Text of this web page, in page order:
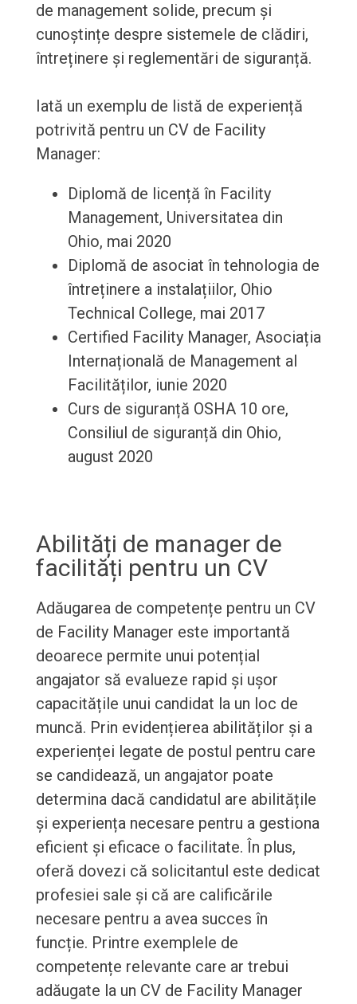
de management solide, precum și
cunoștințe despre sistemele de clădiri,
întreținere și reglementări de siguranță.
Iată un exemplu de listă de experiență
potrivită pentru un CV de Facility
Manager:
Diplomă de licență în Facility
Management, Universitatea din
Ohio, mai 2020
Diplomă de asociat în tehnologia de
întreținere a instalațiilor, Ohio
Technical College, mai 2017
Certified Facility Manager, Asociația
Internațională de Management al
Facilităților, iunie 2020
Curs de siguranță OSHA 10 ore,
Consiliul de siguranță din Ohio,
august 2020
Abilități de manager de
facilități pentru un CV
Adăugarea de competențe pentru un CV
de Facility Manager este importantă
deoarece permite unui potențial
angajator să evalueze rapid și ușor
capacitățile unui candidat la un loc de
muncă. Prin evidențierea abilităților și a
experienței legate de postul pentru care
se candidează, un angajator poate
determina dacă candidatul are abilitățile
și experiența necesare pentru a gestiona
eficient și eficace o facilitate. În plus,
oferă dovezi că solicitantul este dedicat
profesiei sale și că are calificările
necesare pentru a avea succes în
funcție. Printre exemplele de
competențe relevante care ar trebui
adăugate la un CV de Facility Manager